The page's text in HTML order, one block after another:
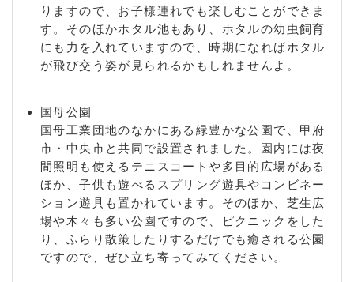
りますので、お子様連れでも楽しむことができま
す。そのほかホタル池もあり、ホタルの幼虫飼育
にも力を入れていますので、時期になればホタル
が飛び交う姿が見られるかもしれませんよ。
国母公園
国母工業団地のなかにある緑豊かな公園で、甲府
市・中央市と共同で設置されました。園内には夜
間照明も使えるテニスコートや多目的広場がある
ほか、子供も遊べるスプリング遊具やコンビネー
ション遊具も置かれています。そのほか、芝生広
場や木々も多い公園ですので、ピクニックをした
り、ふらり散策したりするだけでも癒される公園
ですので、ぜひ立ち寄ってみてください。